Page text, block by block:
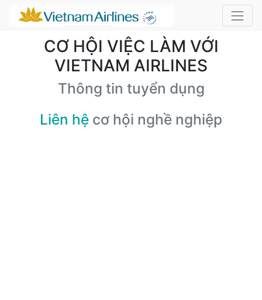
CƠ HỘI VIỆC LÀM VỚI
VIETNAM AIRLINES
Thông tin tuyển dụng
Liên hệ cơ hội nghề nghiệp